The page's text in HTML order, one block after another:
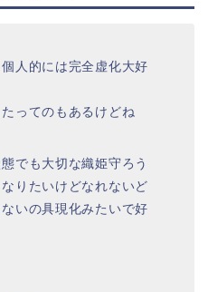
人的には完全虚化大好
ってのもあるけどね
でも大切な織姫守ろう
りたいけどなれないど
いの具現化みたいで好